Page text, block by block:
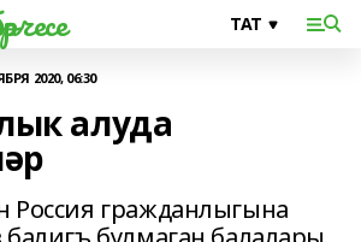
2020, 06:30
алуда
Россия гражданлыгына